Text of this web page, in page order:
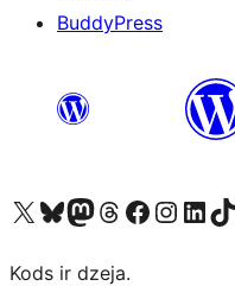
BuddyPress
Apmeklējiet mūsu X (agrāk Twitter) kontu
Apmeklējiet mūsu Bluesky kontu
Apmeklējiet mūsu Mastodon kontu
Apmeklējiet mūsu Threads kontu
Apmeklējiet mūsu Facebook lapuApmeklējiet mūsu Instagram kontu
Apmeklējiet mūsu
Kods ir dzeja.